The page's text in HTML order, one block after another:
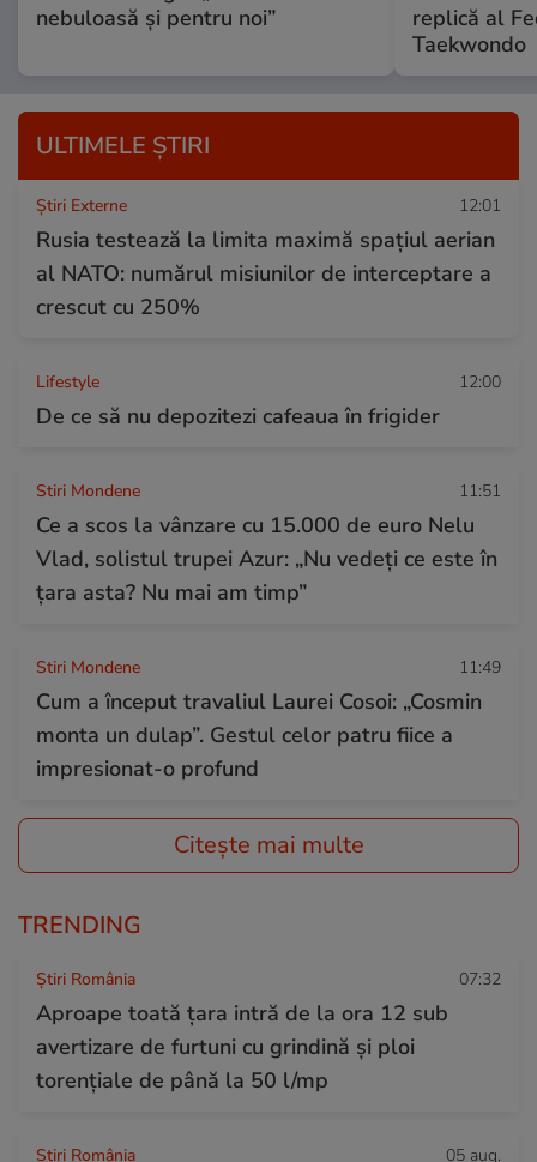
nebuloasă și pentru noi”
replică al
Taekwondo
ULTIMELE ȘTIRI
Știri Externe 12:01
Rusia testează la limita maximă spațiul aerian
al NATO: numărul misiunilor de interceptare a
crescut cu 250%
Lifestyle 12:00
De ce să nu depozitezi cafeaua în frigider
Stiri Mondene 11:51
Ce a scos la vânzare cu 15.000 de euro Nelu
Vlad, solistul trupei Azur: „Nu vedeți ce este în
țara asta? Nu mai am timp”
Stiri Mondene 11:49
Cum a început travaliul Laurei Cosoi: „Cosmin
monta un dulap”. Gestul celor patru fiice a
impresionat-o profund
Citește mai multe
TRENDING
Știri România 07:32
Aproape toată țara intră de la ora 12 sub
avertizare de furtuni cu grindină și ploi
torențiale de până la 50 l/mp
Știri România 05 aug.